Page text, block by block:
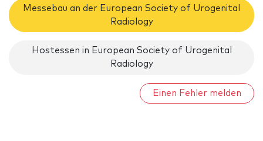
Messebau an der European Society of Urogenital
Radiology
Hostessen in European Society of Urogenital
Radiology
Einen Fehler melden